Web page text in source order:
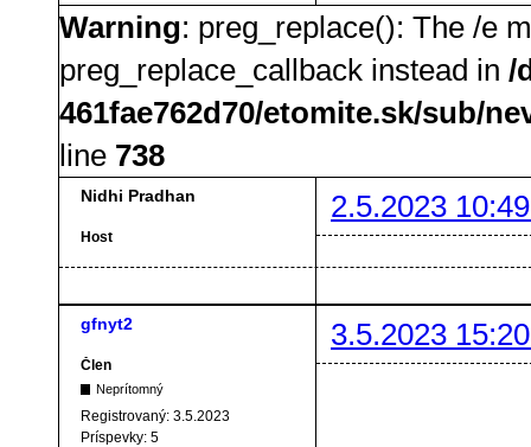
Warning: preg_replace(): The /e
preg_replace_callback instead in /
461fae762d70/etomite.sk/sub/
line 738
Nidhi Pradhan 2.5.2023
Host
gfnyt2 3.5.2023
Člen
Neprítomný
Registrovaný: 3.5.2023
Príspevky: 5